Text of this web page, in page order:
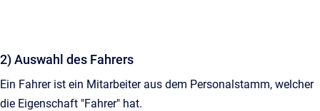
2) Auswahl des Fahrers
Ein Fahrer ist ein Mitarbeiter aus dem Personalstamm, welcher
die Eigenschaft "Fahrer" hat.